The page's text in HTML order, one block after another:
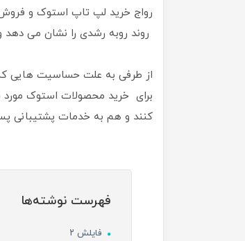
رواج خرید لپ تاپ استوک و
روند روبه رشدی را نشان می دهد
از طرفی به علت حساسیت هایی که
برای خرید محصولات استوک مورد
کنند و هم به خدمات پشتیبانی
فهرست نوشته‌ها
فایلش ۲